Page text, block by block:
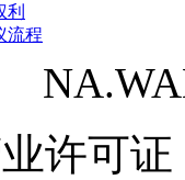
利
流程
许可证